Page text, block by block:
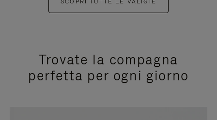
Trovate la compagna
perfetta per ogni giorno